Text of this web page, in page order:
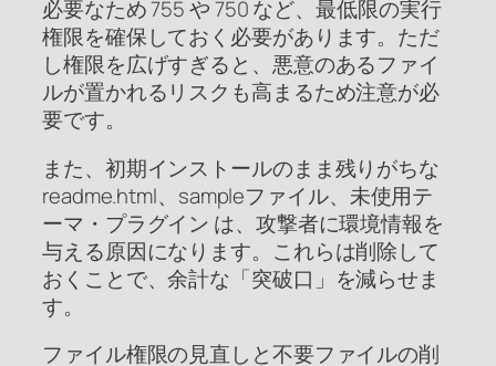
必要なため 755 や 750 など、最低限の実行
権限を確保しておく必要があります。ただ
し権限を広げすぎると、悪意のあるファイ
ルが置かれるリスクも高まるため注意が必
要です。
また、初期インストールのまま残りがちな
readme.html、sampleファイル、未使用テ
ーマ・プラグイン は、攻撃者に環境情報を
与える原因になります。これらは削除して
おくことで、余計な「突破口」を減らせま
す。
ファイル権限の見直しと不要ファイルの削